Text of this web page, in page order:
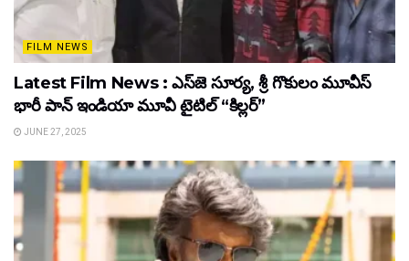
FILM NEWS
Latest Film News : ఎస్‌జె సూర్య, శ్రీ గొకులం మూవీస్‌
భారీ పాన్‌ ఇండియా మూవీ టైటిల్ “కిల్లర్”
JUNE 27, 2025